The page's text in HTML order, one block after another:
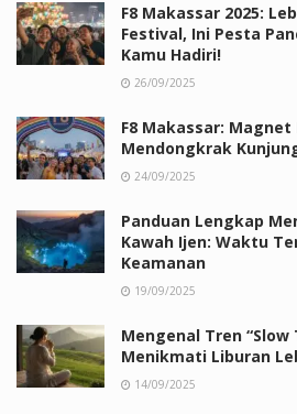
F8 Makassar 2025:
Festival, Ini Pesta
Kamu Hadiri!
26/09/2025
F8 Makassar:
Mendongkrak
24/09/2025
Panduan Lengkap
Kawah Ijen: Waktu
Keamanan
19/09/2025
Mengenal Tren “Slow
Menikmati Liburan
14/09/2025